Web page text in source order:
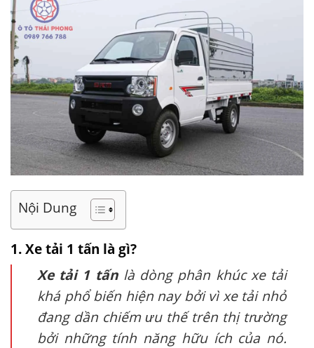
Nội Dung
1. Xe tải 1 tấn là gì?
Xe tải 1 tấnlà dòng phân khúc xe tải
khá phổ biến hiện nay bởi vì xe tải nhỏ
đang dần chiếm ưu thế trên thị trường
bởi những tính năng hữu ích của nó.